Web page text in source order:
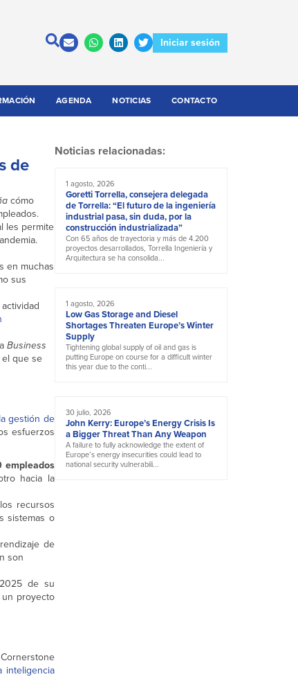
Iniciar sesión
AGENDA NOTICIAS CONTACTO
de
cómo
les permite
en muchas
sus
Business
el que se
gestión de
esfuerzos
empleados
hacia la
recursos
sistemas o
de
son
de su
proyecto
inteligencia
Noticias relacionadas:
1 agosto, 2026
Goretti Torrella, consejera delegada
de Torrella: “El futuro de la ingeniería
industrial pasa, sin duda, por la
construcción industrializada”
Con 65 años de trayectoria y más de 4.200
proyectos desarrollados, Torrella Ingeniería y
Arquitectura se ha consolida...
1 agosto, 2026
Low Gas Storage and Diesel
Shortages Threaten Europe’s Winter
Supply
Tightening global supply of oil and gas is
putting Europe on course for a difficult winter
this year due to the conti...
30 julio, 2026
John Kerry: Europe’s Energy Crisis Is
a Bigger Threat Than Any Weapon
A failure to fully acknowledge the extent of
Europe’s energy insecurities could lead to
national security vulnerabili...